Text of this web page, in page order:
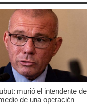
murió el intendente de
de una operación